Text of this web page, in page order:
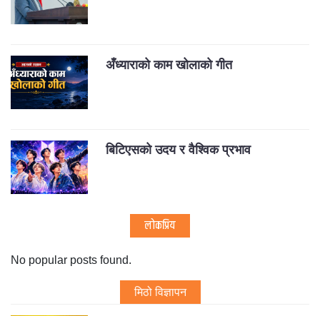
अँध्याराको काम खोलाको गीत
बिटिएसको उदय र वैश्विक प्रभाव
लोकप्रिय
No popular posts found.
मिठो विज्ञापन